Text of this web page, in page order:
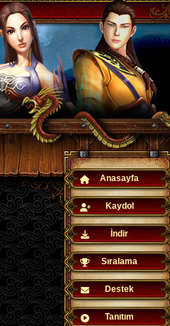
Anasayfa
Kaydol
İndir
Sıralama
Destek
Tanıtım